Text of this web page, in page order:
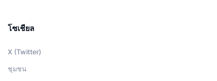
โซเชียล
X (Twitter)
ชุมชน